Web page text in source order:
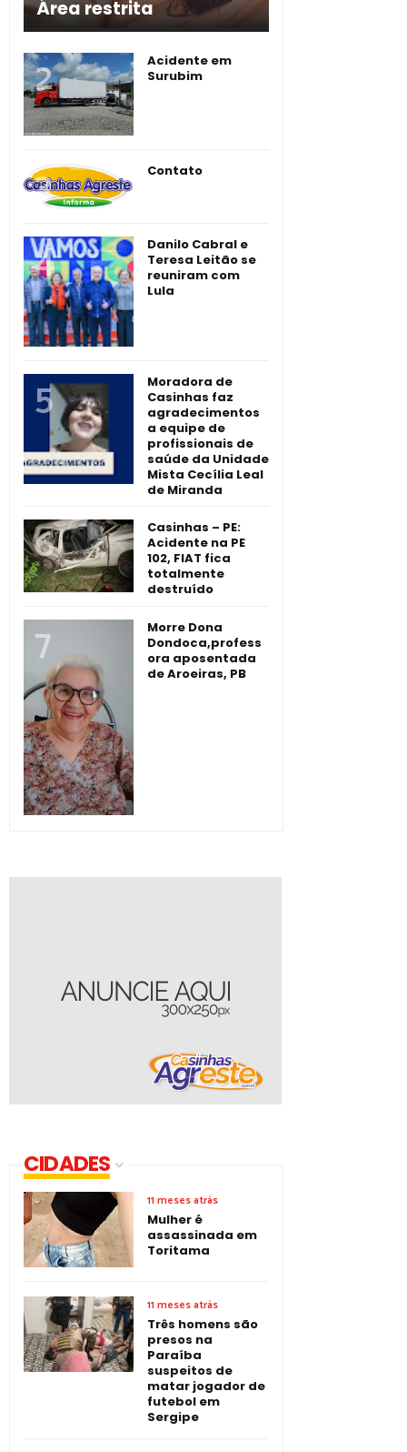
Área restrita
Acidente em
Surubim
Contato
Danilo Cabral e
Teresa Leitão se
reuniram com
Lula
Moradora de
Casinhas faz
agradecimentos
a equipe de
profissionais de
saúde da Unidade
Mista Cecília Leal
de Miranda
Casinhas – PE:
Acidente na PE
102, FIAT fica
totalmente
destruído
Morre Dona
Dondoca,profess
ora aposentada
de Aroeiras, PB
CIDADES
11 meses atrás
Mulher é
assassinada em
Toritama
11 meses atrás
Três homens são
presos na
Paraíba
suspeitos de
matar jogador de
futebol em
Sergipe